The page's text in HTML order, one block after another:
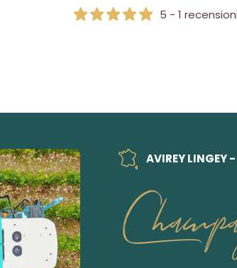
5 - 1 recensioni
AVIREY LINGEY -